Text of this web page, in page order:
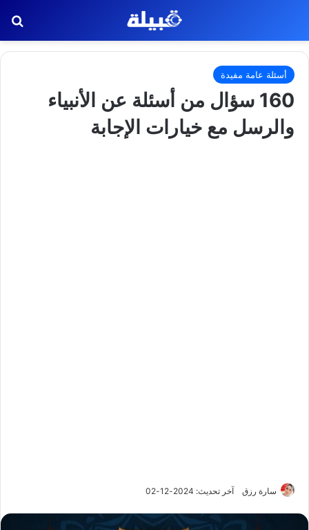
أسئلة عامة مفيدة
160 سؤال من أسئلة عن الأنبياء
والرسل مع خيارات الإجابة
سارة رزق آخر تحديث: 2024-12-02